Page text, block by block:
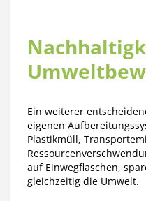
Ein weiterer
eigenen
Plastikmüll,
auf Einwegflaschen,
gleichzeitig die Umwelt.